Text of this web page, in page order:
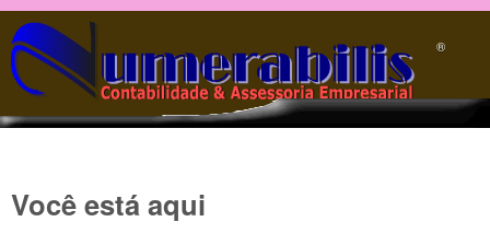
Pular para o conteúdo principal
®️
Você está aqui